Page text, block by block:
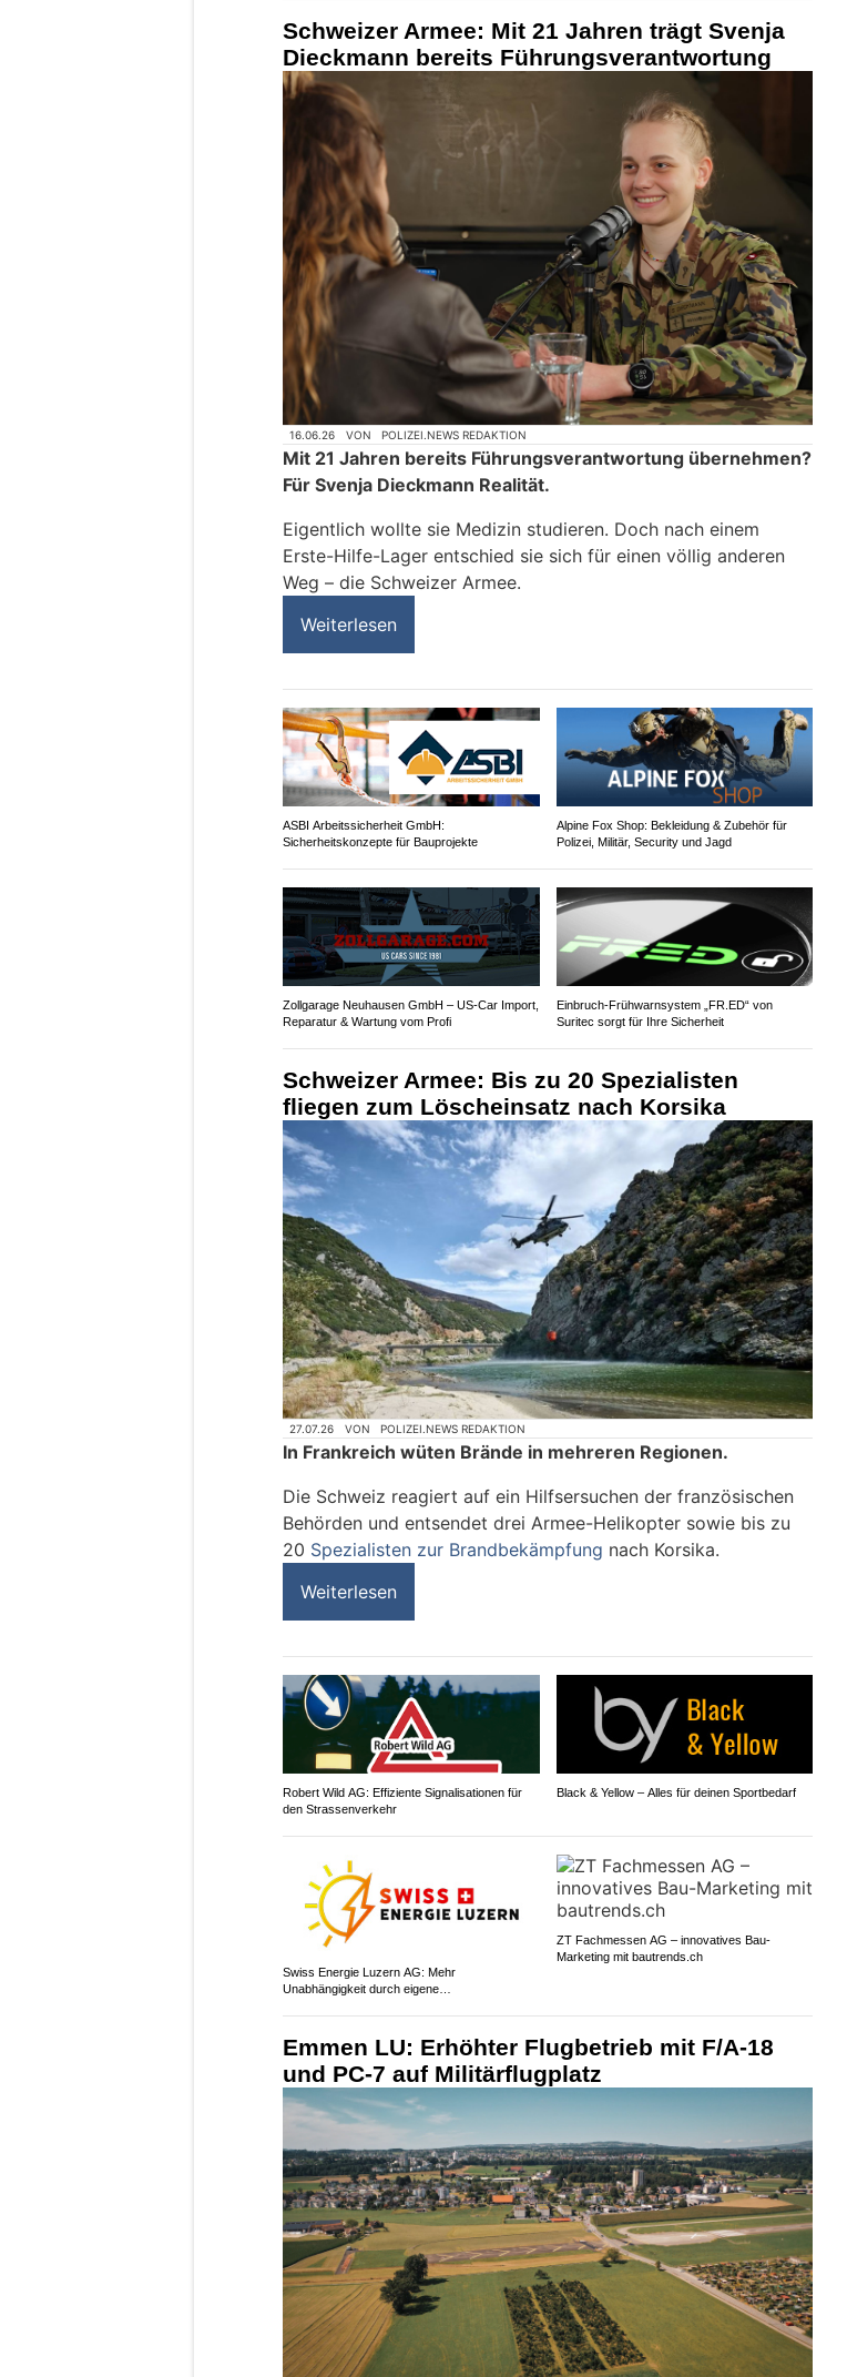
Schweizer Armee: Mit 21 Jahren trägt Svenja
Dieckmann bereits Führungsverantwortung
16.06.26 VON POLIZEI.NEWS REDAKTION
Mit 21 Jahren bereits Führungsverantwortung übernehmen?
Für Svenja Dieckmann Realität.
Eigentlich wollte sie Medizin studieren. Doch nach einem
Erste-Hilfe-Lager entschied sie sich für einen völlig anderen
Weg – die Schweizer Armee.
Weiterlesen
ASBI Arbeitssicherheit GmbH:
Sicherheitskonzepte für Bauprojekte
Alpine Fox Shop: Bekleidung & Zubehör für
Polizei, Militär, Security und Jagd
Zollgarage Neuhausen GmbH – US-Car Import,
Reparatur & Wartung vom Profi
Einbruch-Frühwarnsystem „FR.ED“ von
Suritec sorgt für Ihre Sicherheit
Schweizer Armee: Bis zu 20 Spezialisten
fliegen zum Löscheinsatz nach Korsika
27.07.26 VON POLIZEI.NEWS REDAKTION
In Frankreich wüten Brände in mehreren Regionen.
Die Schweiz reagiert auf ein Hilfsersuchen der französischen
Behörden und entsendet drei Armee-Helikopter sowie bis zu
20 Spezialisten zur Brandbekämpfung nach Korsika.
Weiterlesen
Robert Wild AG: Effiziente Signalisationen für
den Strassenverkehr
Black & Yellow – Alles für deinen Sportbedarf
Swiss Energie Luzern AG: Mehr
Unabhängigkeit durch eigene
ZT Fachmessen AG – innovatives Bau-
Marketing mit bautrends.ch
Emmen LU: Erhöhter Flugbetrieb mit F/A-18
und PC-7 auf Militärflugplatz